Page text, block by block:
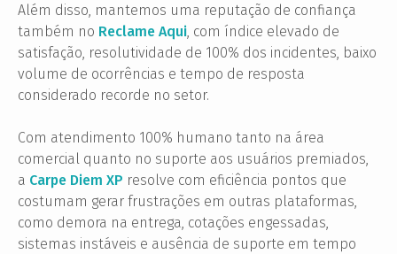
Além disso, mantemos uma reputação de confiança
também no Reclame Aqui, com índice elevado de
satisfação, resolutividade de 100% dos incidentes, baixo
volume de ocorrências e tempo de resposta
considerado recorde no setor.
Com atendimento 100% humano tanto na área
comercial quanto no suporte aos usuários premiados,
a Carpe Diem XP resolve com eficiência pontos que
costumam gerar frustrações em outras plataformas,
como demora na entrega, cotações engessadas,
sistemas instáveis e ausência de suporte em tempo